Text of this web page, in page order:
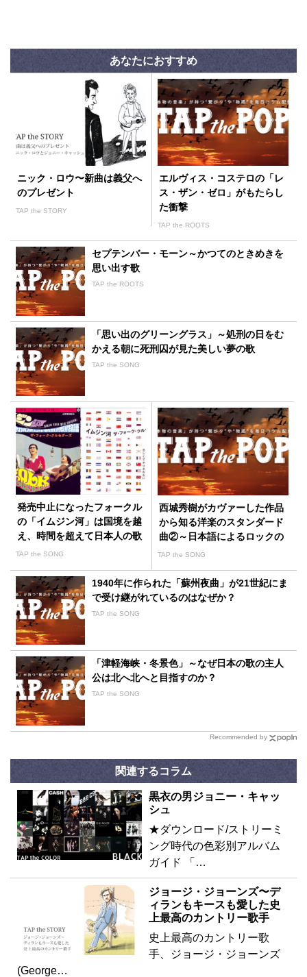
あなたにおすすめ
ニック・ロウ〜新曲は義父へ
のプレゼント
TAP the STORY
エルヴィス・コステロの「レ
ス・ザン・ゼロ」がもたらし
た衝撃
TAP the ROOTS
セプテンバー・モーン～かつてのときめきを
思い出す歌
TAP the ROOTS
「思い出のグリーングラス」～処刑の日をむ
かえる朝に死刑囚が見た美しい夢の歌
TAP the SONG
発売中止になったフォークル
の「イムジン河」は国境を越
え、時間を超えて日本人の歌
になった
TAP the SONG
西城秀樹がカヴァーした作品
から知る洋楽のスタンダード
曲②～日本語によるロックの
難しさを乗り越えたセンス
TAP the SONG
1940年に作られた「蘇州夜曲」が21世紀にま
で受け継がれているのはなぜか？
TAP the SONG
「津軽海峡・冬景色」～なぜ日本の歌の主人
公は北へ北へと目指すのか？
TAP the SONG
Recommended by
関連するコラム
黒衣の男ジョニー・キャッ
シュ
★ダウンロード/ストリーミ
ング時代の色彩別アルバム
ガイド 「…
ジョージ・ジョーンズ〜デ
ィランもキースも愛した史
上最高のカントリー歌手
史上最高のカントリー歌
手、ジョージ・ジョーンズ
(George…